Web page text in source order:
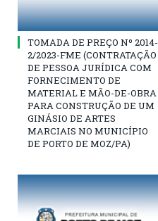
TOMADA DE PREÇO Nº 2014-
2/2023-FME (CONTRATAÇÃO
DE PESSOA JURÍDICA COM
FORNECIMENTO DE
MATERIAL E MÃO-DE-OBRA
PARA CONSTRUÇÃO DE UM
GINÁSIO DE ARTES
MARCIAIS NO MUNICÍPIO
DE PORTO DE MOZ/PA)